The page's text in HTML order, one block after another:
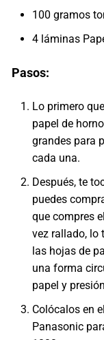
100 gramos
4 láminas
Pasos:
Lo primero
papel de
grandes para
cada una.
Después, te
puedes
que compres
vez rallado, lo
las hojas de
una forma
papel y
Colócalos en
Panasonic